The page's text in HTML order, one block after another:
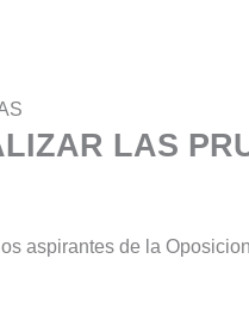
LAS
aspirantes de la